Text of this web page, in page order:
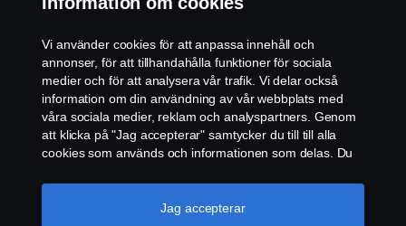
Kontakta oss
Cookiepolicy
Cookie-inställningar
Vi använder cookies för att anpassa innehåll och
annonser, för att tillhandahålla funktioner för sociala
medier och för att analysera vår trafik. Vi delar också
information om din användning av vår webbplats med
våra sociala medier, reklam och analyspartners. Genom
att klicka på "Jag accepterar" samtycker du till till alla
cookies som används och informationen som delas. Du
"Cookie-inställningar" och välja de kategorier du vill
acceptera. För en mer detaljerad förklaring av hur vi
Jag accepterar